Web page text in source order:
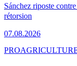
Sánchez riposte
rétorsion
07.08.2026
PRO